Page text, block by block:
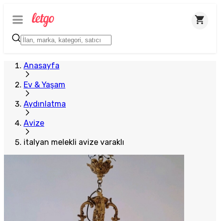
Anasayfa
Ev & Yaşam
Aydınlatma
Avize
italyan melekli avize varaklı